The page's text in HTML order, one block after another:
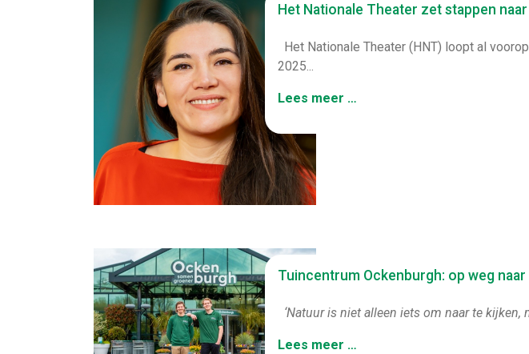
Het Nationale Theater zet stappen
Het Nationale Theater (HNT) loopt al
2025...
Lees meer …
Tuincentrum Ockenburgh: op weg
‘Natuur is niet alleen iets om naar te
Lees meer …